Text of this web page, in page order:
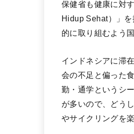
保健省も健康に対
Hidup Sehat）」
的に取り組むよう
インドネシアに滞
会の不足と偏った
勤・通学というシ
が多いので、どう
やサイクリングを